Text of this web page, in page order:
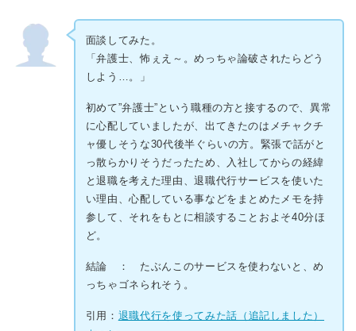
面談してみた。
「弁護士、怖ぇえ～。めっちゃ論破されたらどう
しよう…。」
初めて”弁護士”という職種の方と接するので、異常
に心配していましたが、出てきたのはメチャクチ
ャ優しそうな30代後半ぐらいの方。緊張で話がと
っ散らかりそうだったため、入社してからの経緯
と退職を考えた理由、退職代行サービスを使いた
い理由、心配している事などをまとめたメモを持
参して、それをもとに相談することおよそ40分ほ
ど。
結論 ： たぶんこのサービスを使わないと、め
っちゃゴネられそう。
引用： 退職代行を使ってみた話（追記しました）